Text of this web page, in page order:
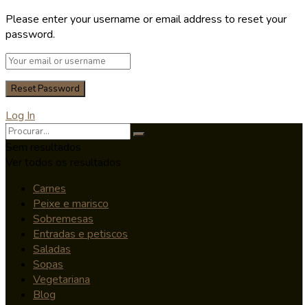
Please enter your username or email address to reset your
password.
Log In
Carnes
Peixe e marisco
Sobremesas
Entradas e petiscos
Saladas
Sopas
Vegetariana
Blog